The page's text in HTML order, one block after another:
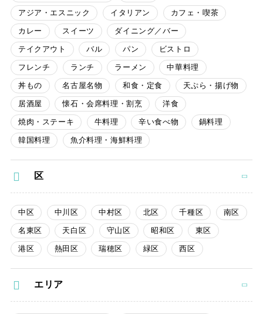
アジア・エスニック イタリアン カフェ・喫茶
カレー スイーツ ダイニング／バー
テイクアウト バル パン ビストロ
フレンチ ランチ ラーメン 中華料理
丼もの 名古屋名物 和食・定食 天ぷら・揚げ物
居酒屋 懐石・会席料理・割烹 洋食
焼肉・ステーキ 牛料理 辛い食べ物 鍋料理
韓国料理 魚介料理・海鮮料理
区
中区 中川区 中村区 北区 千種区 南区
名東区 天白区 守山区 昭和区 東区
港区 熱田区 瑞穂区 緑区 西区
エリア